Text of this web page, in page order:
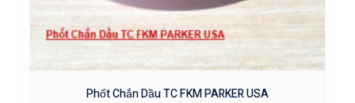
Phốt Chắn Dầu TC FKM PARKER USA